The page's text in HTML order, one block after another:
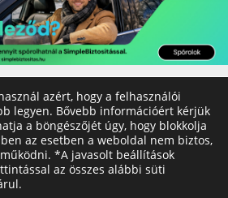
Impresszum
Feltételek
Adatkezelési tájékoztató
szabályzat
azért, hogy a felhasználói
legyen. Bővebb információért kérjük
a böngészőjét úgy, hogy blokkolja
az esetben a weboldal nem biztos,
*A javasolt beállítások
az összes alábbi süti